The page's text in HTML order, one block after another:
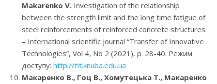
Makarenko V. Investigation of the relationship
between the strength limit and the long time fatigue of
steel reinforcements of reinforced concrete structures.
– International scientific journal “Transfer of Innovative
Technologies”, Vol 4, No 2 (2021), р. 28-40. Режим
доступу: http://tit.knuba.edu.ua
Макаренко В., Гоц В., Хомутецька Т., Макаренко